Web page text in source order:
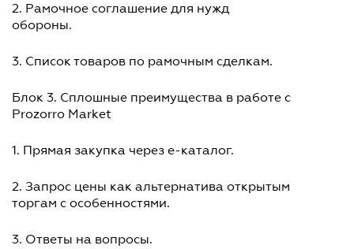
2. Рамочное соглашение для нужд
обороны.
3. Список товаров по рамочным сделкам.
Блок 3. Сплошные преимущества в работе с
Prozorro Market
1. Прямая закупка через е-каталог.
2. Запрос цены как альтернатива открытым
торгам с особенностями.
3. Ответы на вопросы.